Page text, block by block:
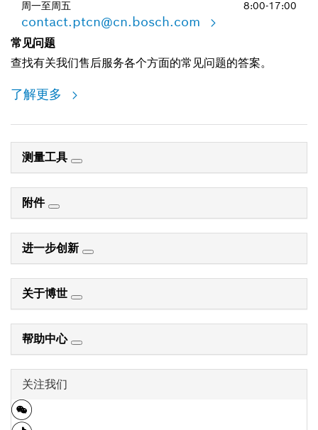
周一至周五 8:00-17:00
contact.ptcn@cn.bosch.com
常见问题
查找有关我们售后服务各个方面的常见问题的答案。
了解更多
测量工具
附件
进一步创新
关于博世
帮助中心
关注我们